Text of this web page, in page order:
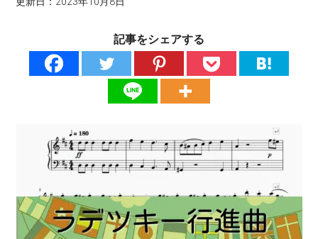
記事をシェアする